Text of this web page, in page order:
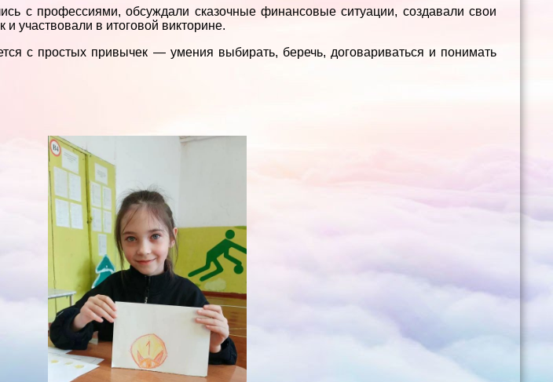
с профессиями, обсуждали сказочные финансовые ситуации, создавали свои
и участвовали в итоговой викторине.
с простых привычек — умения выбирать, беречь, договариваться и понимать